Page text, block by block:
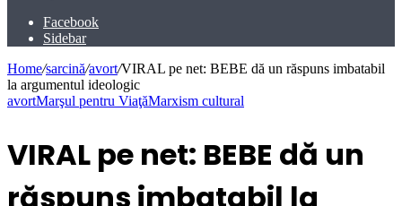
Facebook
Sidebar
Home/sarcină/avort/VIRAL pe net: BEBE dă un răspuns imbatabil
la argumentul ideologic
avortMarşul pentru ViaţăMarxism cultural
VIRAL pe net: BEBE dă un
răspuns imbatabil la